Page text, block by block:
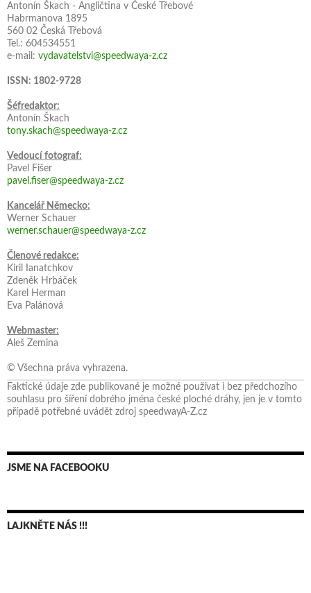
Antonín Škach - Angličtina v České Třebové
Habrmanova 1895
560 02 Česká Třebová
Tel.: 604534551
e-mail: vydavatelstvi@speedwaya-z.cz
ISSN: 1802-9728
Šéfredaktor:
Antonín Škach
tony.skach@speedwaya-z.cz
Vedoucí fotograf:
Pavel Fišer
pavel.fiser@speedwaya-z.cz
Kancelář Německo:
Werner Schauer
werner.schauer@speedwaya-z.cz
Členové redakce:
Kiril Ianatchkov
Zdeněk Hrbáček
Karel Herman
Eva Palánová
Webmaster:
Aleš Zemina
© Všechna práva vyhrazena.
Faktické údaje zde publikované je možné používat i bez předchozího
souhlasu pro šíření dobrého jména české ploché dráhy, jen je v tomto
případě potřebné uvádět zdroj speedwayA-Z.cz
JSME NA FACEBOOKU
LAJKNĚTE NÁS !!!